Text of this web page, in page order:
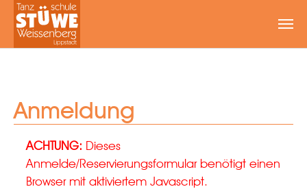
Anmeldung
ACHTUNG: Dieses
Anmelde/Reservierungsformular benötigt einen
Browser mit aktiviertem Javascript.